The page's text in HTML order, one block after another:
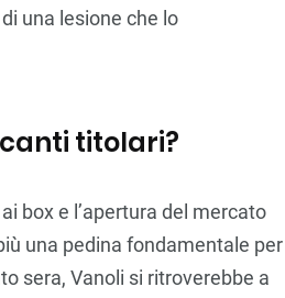
una lesione che lo
titolari?
box e l’apertura del mercato
una pedina fondamentale per
sera, Vanoli si ritroverebbe a